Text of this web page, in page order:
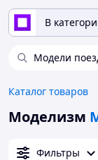
В
Модели
Каталог товаров
Моделизм
Фильтры